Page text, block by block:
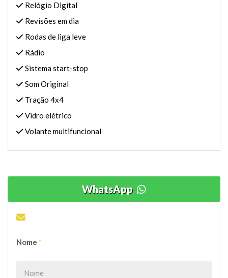
Relógio Digital
Revisões em dia
Rodas de liga leve
Rádio
Sistema start-stop
Som Original
Tração 4x4
Vidro elétrico
Volante multifuncional
WhatsApp
Nome *